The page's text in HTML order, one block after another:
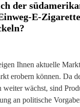
der
E-
Ihnen aktuelle
erobern können. Da
weiter wächst, sind
an politische